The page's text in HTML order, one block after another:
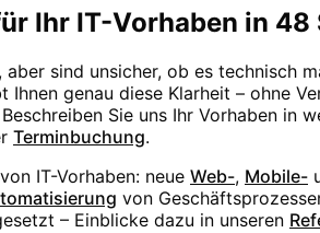
Ihr IT-Vorhaben in 48
, aber sind unsicher, ob es technisch
genau diese Klarheit – ohne
Beschreiben Sie uns Ihr Vorhaben in
Terminbuchung.
IT-Vorhaben: neue Web-, Mobile-
von
– Einblicke dazu in unseren